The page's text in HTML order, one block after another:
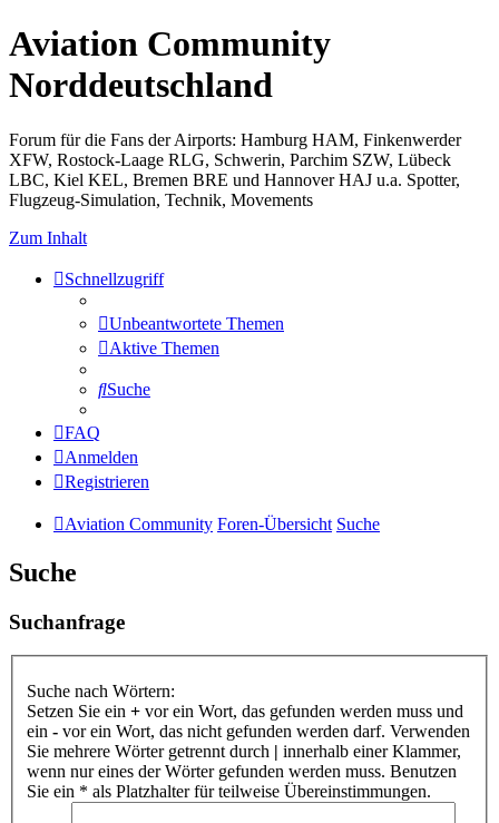
Aviation Community
Norddeutschland
Forum für die Fans der Airports: Hamburg HAM, Finkenwerder
XFW, Rostock-Laage RLG, Schwerin, Parchim SZW, Lübeck
LBC, Kiel KEL, Bremen BRE und Hannover HAJ u.a. Spotter,
Flugzeug-Simulation, Technik, Movements
Zum Inhalt
Schnellzugriff
Unbeantwortete Themen
Aktive Themen
Suche
FAQ
Anmelden
Registrieren
Aviation Community Foren-Übersicht Suche
Suche
Suchanfrage
Suche nach Wörtern:
Setzen Sie ein + vor ein Wort, das gefunden werden muss und
ein - vor ein Wort, das nicht gefunden werden darf. Verwenden
Sie mehrere Wörter getrennt durch | innerhalb einer Klammer,
wenn nur eines der Wörter gefunden werden muss. Benutzen
Sie ein * als Platzhalter für teilweise Übereinstimmungen.